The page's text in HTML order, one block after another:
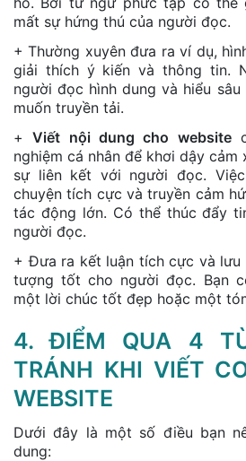
mất sự hứng thú của người đọc.
+ Thường xuyên đưa ra ví dụ,
giải thích ý kiến và thông tin.
người đọc hình dung và hiểu
muốn truyền tải.
+Viết nội dung cho website
nghiệm cá nhân để khơi dậy cảm
sự liên kết với người đọc.
chuyện tích cực và truyền cảm
tác động lớn. Có thể thúc đẩy
người đọc.
+ Đưa ra kết luận tích cực và lưu
tượng tốt cho người đọc. Bạn
một lời chúc tốt đẹp hoặc một
4. ĐIỂM QUA 4
TRÁNH KHI VIẾT
WEBSITE
Dưới đây là một số điều bạn
dung: